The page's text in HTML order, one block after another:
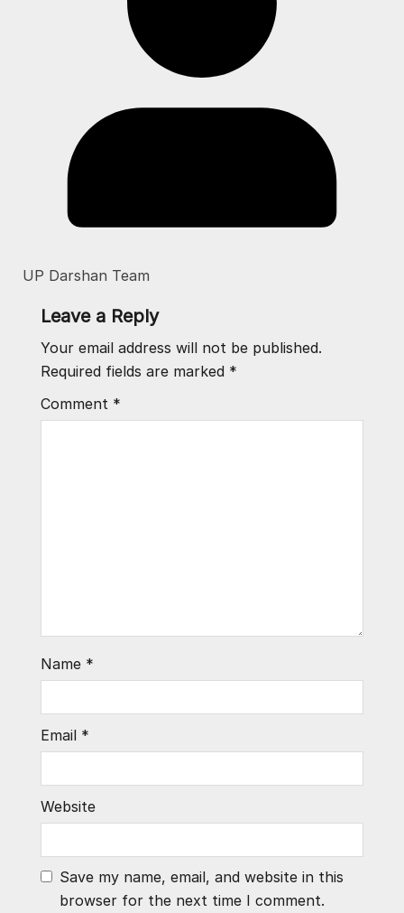
UP Darshan Team
Leave a Reply
Your email address will not be published.
Required fields are marked *
Comment *
Name *
Email *
Website
Save my name, email, and website in this
browser for the next time I comment.